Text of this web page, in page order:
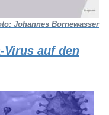
Johannes Bornewasser
Virus auf den